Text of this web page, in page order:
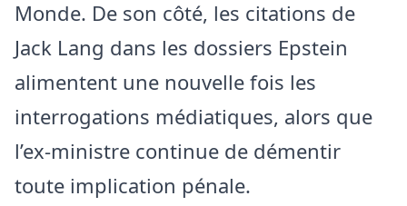
Monde. De son côté, les citations de
Jack Lang dans les dossiers Epstein
alimentent une nouvelle fois les
interrogations médiatiques, alors que
l’ex-ministre continue de démentir
toute implication pénale.